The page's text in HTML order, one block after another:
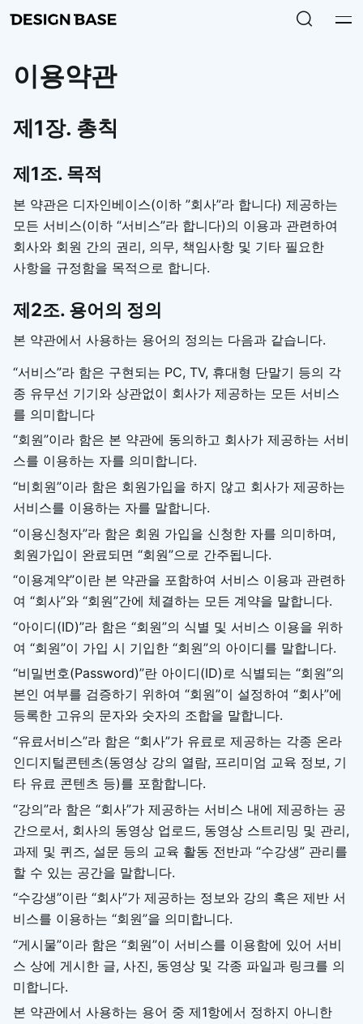
이용약관
제1장. 총칙
제1조. 목적
본 약관은 디자인베이스(이하 ”회사”라 합니다) 제공하는
모든 서비스(이하 “서비스”라 합니다)의 이용과 관련하여
회사와 회원 간의 권리, 의무, 책임사항 및 기타 필요한
사항을 규정함을 목적으로 합니다.
제2조. 용어의 정의
본 약관에서 사용하는 용어의 정의는 다음과 같습니다.
“서비스”라 함은 구현되는 PC, TV, 휴대형 단말기 등의 각
종 유무선 기기와 상관없이 회사가 제공하는 모든 서비스
를 의미합니다
“회원”이라 함은 본 약관에 동의하고 회사가 제공하는 서비
스를 이용하는 자를 의미합니다.
“비회원”이라 함은 회원가입을 하지 않고 회사가 제공하는
서비스를 이용하는 자를 말합니다.
“이용신청자”라 함은 회원 가입을 신청한 자를 의미하며,
회원가입이 완료되면 “회원”으로 간주됩니다.
“이용계약”이란 본 약관을 포함하여 서비스 이용과 관련하
여 “회사”와 “회원”간에 체결하는 모든 계약을 말합니다.
“아이디(ID)”라 함은 “회원”의 식별 및 서비스 이용을 위하
여 “회원”이 가입 시 기입한 “회원”의 아이디를 말합니다.
“비밀번호(Password)”란 아이디(ID)로 식별되는 “회원”의
본인 여부를 검증하기 위하여 “회원”이 설정하여 “회사”에
등록한 고유의 문자와 숫자의 조합을 말합니다.
“유료서비스”라 함은 “회사”가 유료로 제공하는 각종 온라
인디지털콘텐츠(동영상 강의 열람, 프리미엄 교육 정보, 기
타 유료 콘텐츠 등)를 포함합니다.
“강의”라 함은 “회사”가 제공하는 서비스 내에 제공하는 공
간으로서, 회사의 동영상 업로드, 동영상 스트리밍 및 관리,
과제 및 퀴즈, 설문 등의 교육 활동 전반과 “수강생” 관리를
할 수 있는 공간을 말합니다.
“수강생”이란 “회사”가 제공하는 정보와 강의 혹은 제반 서
비스를 이용하는 “회원”을 의미합니다.
“게시물”이라 함은 “회원”이 서비스를 이용함에 있어 서비
스 상에 게시한 글, 사진, 동영상 및 각종 파일과 링크를 의
미합니다.
본 약관에서 사용하는 용어 중 제1항에서 정하지 아니한